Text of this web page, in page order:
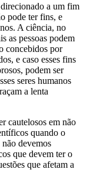
a um fim
pode ter fins, e
A ciência, no
as pessoas podem
concebidos por
e caso esses fins
podem ser
seres humanos
a lenta
cautelosos em não
quando o
devemos
que devem ter o
que afetam a